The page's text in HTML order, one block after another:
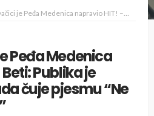
napravio HIT! – Beti: Publika je oduševljena kada čuje pjesmu “Ne dam ja na tebe”
Peđa Medenica
Publika je
čuje pjesmu “Ne